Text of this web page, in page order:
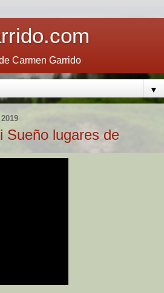
Carmen Garrido
▼
Sueño lugares de